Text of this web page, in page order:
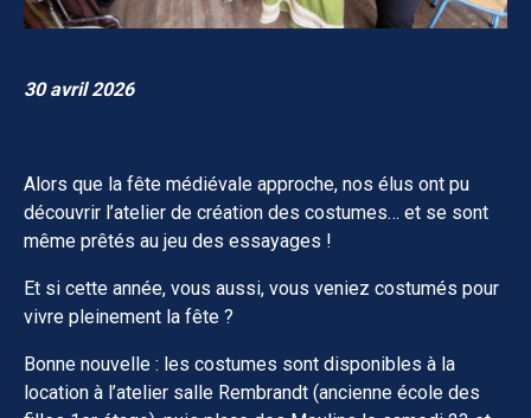
30 avril 2026
Alors que la fête médiévale approche, nos élus ont pu
découvrir l’atelier de création des costumes… et se sont
même prêtés au jeu des essayages !
Et si cette année, vous aussi, vous veniez costumés pour
vivre pleinement la fête ?
Bonne nouvelle : les costumes sont disponibles à la
location à l’atelier salle Rembrandt (ancienne école des